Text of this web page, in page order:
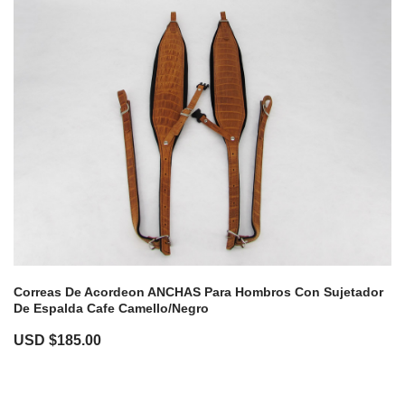
Correas De Acordeon ANCHAS Para Hombros Con Sujetador
De Espalda Cafe Camello/Negro
USD $185.00